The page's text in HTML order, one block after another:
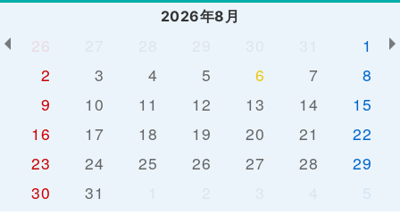
2026年8月
26
1
2
3 4 5 6 7
8
9
10 11 12 13 14
15
16
17 18 19 20 21
22
23
24 25 26 27 28
29
30
31 5